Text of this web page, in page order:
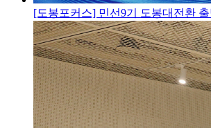
[도봉포커스] 민선9기 도봉대전환 출